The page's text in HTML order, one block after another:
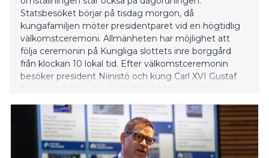
Statsbesöket börjar på tisdag morgon, då
kungafamiljen möter presidentparet vid en högtidlig
välkomstceremoni. Allmänheten har möjlighet att
följa ceremonin på Kungliga slottets inre borggård
från klockan 10 lokal tid. Efter välkomstceremonin
besöker president Niinistö och kung Carl XVI Gustaf
Sveriges riksdag där de träffar riksdagens talman
ledamöter från Sveriges utrikesutskott och
försvarsutskott. Därefter håller president Niinistö ett
tal till riksdagsledamöterna under rubriken ”Ett
ansvarstagande, starkt och stabilt Norden”. De